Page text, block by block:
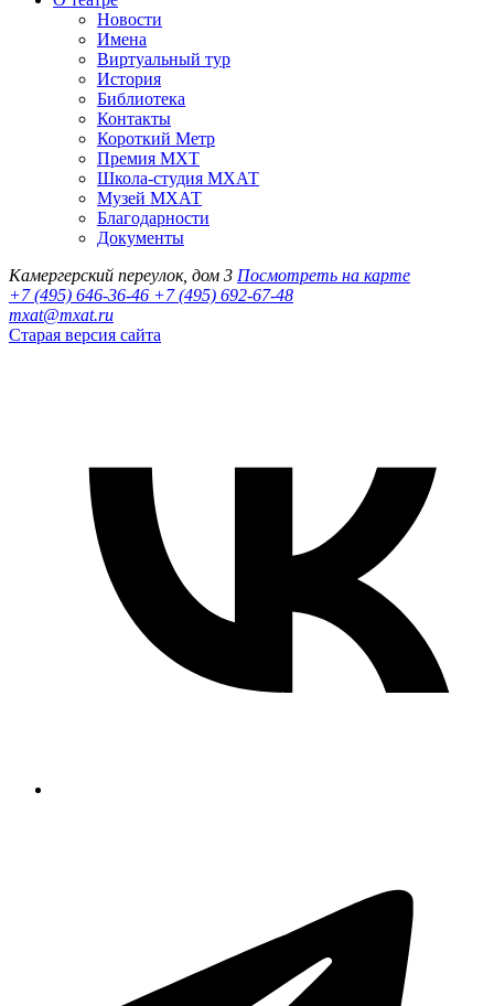
Новости
Имена
Виртуальный тур
История
Библиотека
Контакты
Короткий Метр
Премия МХТ
Школа-студия МХАТ
Музей МХАТ
Благодарности
Документы
Камергерский переулок, дом 3 Посмотреть на карте
+7 (495) 646-36-46 +7 (495) 692-67-48‬
mxat@mxat.ru
Старая версия сайта